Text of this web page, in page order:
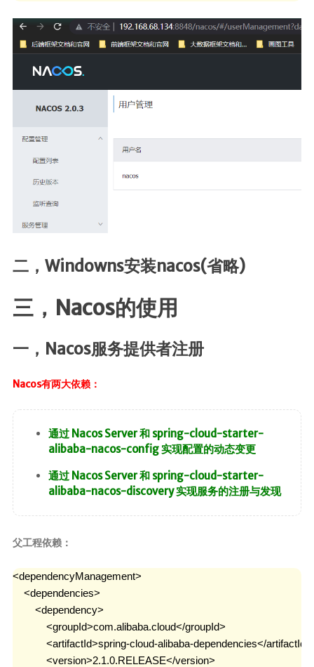
二，Windowns安装nacos(省略)
三，Nacos的使用
一，Nacos服务提供者注册
Nacos有两大依赖：
通过 Nacos Server 和 spring-cloud-starter-
alibaba-nacos-config 实现配置的动态变更
通过 Nacos Server 和 spring-cloud-starter-
alibaba-nacos-discovery 实现服务的注册与发现
父工程依赖：
<dependencyManagement>
    <dependencies>
        <dependency>
            <groupId>com.alibaba.cloud</groupId>
            <artifactId>spring-cloud-alibaba-dependencies</artifactId>
            <version>2.1.0.RELEASE</version>
Spring
SpringMVC
SpringSecurity
核心
计算机基础
设计模式